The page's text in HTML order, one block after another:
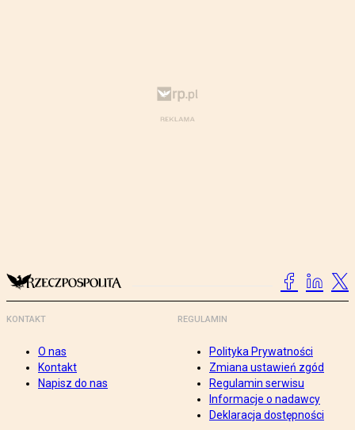
KONTAKT
O nas
Kontakt
Napisz do nas
REGULAMIN
Polityka Prywatności
Zmiana ustawień zgód
Regulamin serwisu
Informacje o nadawcy
Deklaracja dostępności